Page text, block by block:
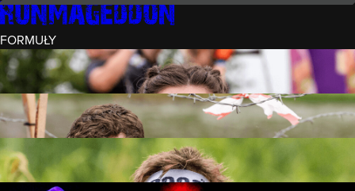
FORMUŁY
INTRO (¼)
15 PRZESZKÓD
3 KM+
REKRUT (½)
30 PRZESZKÓD
6 KM+
RUNMAGEDDON
50 PRZESZKÓD
12 KM+